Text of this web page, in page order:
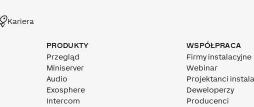
Kariera
PRODUKTY
Przegląd
Miniserver
Audio
Exosphere
Intercom
WSPÓŁPRACA
Firmy instalacyjne
Webinar
Projektanci
Deweloperzy
Producenci